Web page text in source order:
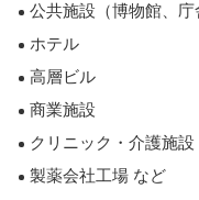
公共施設（博物館、庁
ホテル
高層ビル
商業施設
クリニック・介護施設
製薬会社工場 など